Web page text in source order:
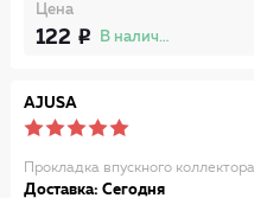
Цена
122 В наличии
AJUSA
Прокладка впускного
Доставка: Сегодня